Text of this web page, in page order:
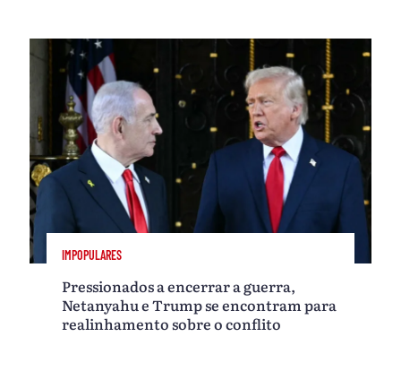
IMPOPULARES
Pressionados a encerrar a guerra,
Netanyahu e Trump se encontram para
realinhamento sobre o conflito